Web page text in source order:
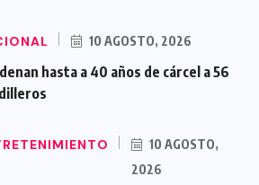
10 AGOSTO, 2026
hasta a 40 años de cárcel a 56
10 AGOSTO,
2026